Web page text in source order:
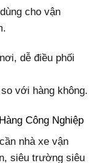
cho vận
dễ điều phối
với hàng không.
Công Nghiệp
nhà xe vận
siêu trường siêu